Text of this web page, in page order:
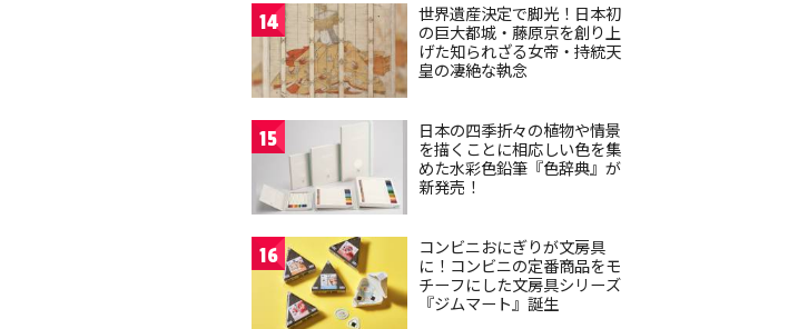
14
世界遺産決定で脚光！日本初
の巨大都城・藤原京を創り上
げた知られざる女帝・持統天
皇の凄絶な執念
15
日本の四季折々の植物や情景
を描くことに相応しい色を集
めた水彩色鉛筆『色辞典』が
新発売！
16
コンビニおにぎりが文房具
に！コンビニの定番商品をモ
チーフにした文房具シリーズ
『ジムマート』誕生